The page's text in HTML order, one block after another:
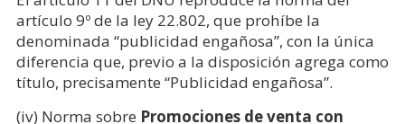
artículo 9º de la ley 22.802, que prohíbe la
denominada “publicidad engañosa”, con la única
diferencia que, previo a la disposición agrega como
título, precisamente “Publicidad engañosa”.
(iv) Norma sobre Promociones de venta con